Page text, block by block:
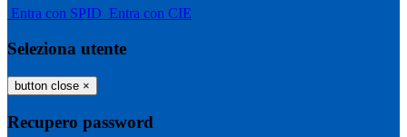
Entra con SPID Entra con CIE
Seleziona utente
button close ×
Recupero password